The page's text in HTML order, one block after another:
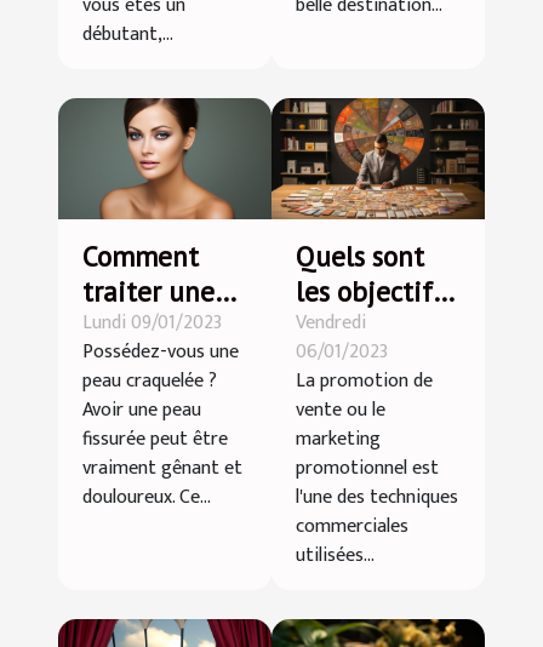
débutant,...
Comment
traiter une
peau
craquelée ?
Lundi 09/01/2023
Possédez-vous une
peau craquelée ?
Avoir une peau
fissurée peut être
vraiment gênant et
douloureux. Ce...
Quels sont
les objectifs
de la
promotion
des ventes ?
Vendredi
06/01/2023
La promotion de
vente ou le
marketing
promotionnel est
l'une des techniques
commerciales
utilisées...